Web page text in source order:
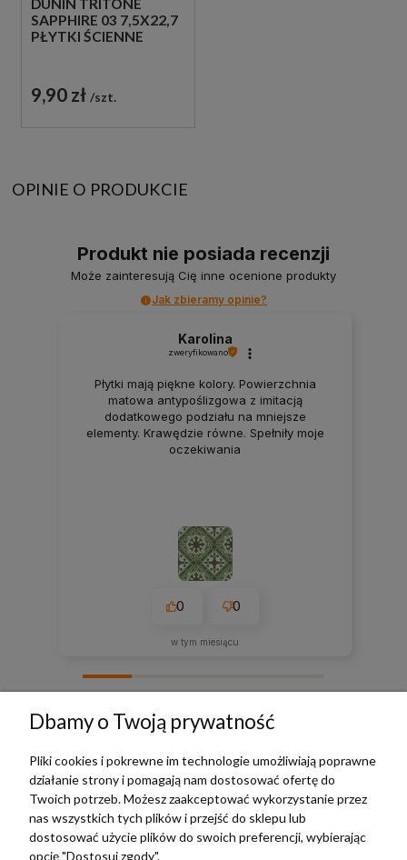
DUNIN TRITONE
SAPPHIRE 03 7,5X22,7
PŁYTKI ŚCIENNE
9,90 zł szt.
OPINIE O PRODUKCIE
Produkt nie posiada recenzji
Może zainteresują Cię inne ocenione produkty
Jak zbieramy opinie?
Karolina
zweryfikowano
Płytki mają piękne kolory. Powierzchnia
matowa antypoślizgowa z imitacją
dodatkowego podziału na mniejsze
elementy. Krawędzie równe. Spełniły moje
oczekiwania
0 0
w tym miesiącu
TERRADECO
BAZA WIEDZY
Dbamy o Twoją prywatność
Pliki cookies i pokrewne im technologie umożliwiają poprawne
działanie strony i pomagają nam dostosować ofertę do
Twoich potrzeb. Możesz zaakceptować wykorzystanie przez
nas wszystkich tych plików i przejść do sklepu lub
dostosować użycie plików do swoich preferencji, wybierając
opcję "Dostosuj zgody".